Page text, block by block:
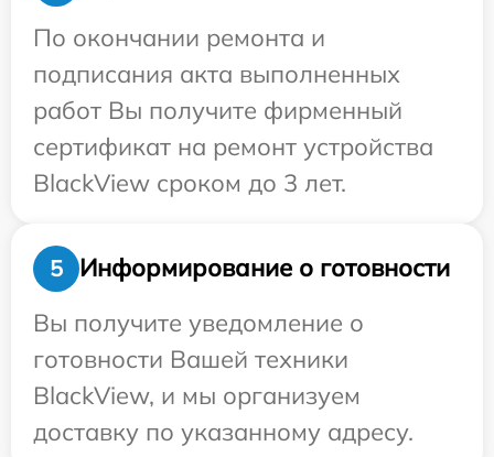
По окончании ремонта и
подписания акта выполненных
работ Вы получите фирменный
сертификат на ремонт устройства
BlackView сроком до 3 лет.
5
Информирование о готовности
Вы получите уведомление о
готовности Вашей техники
BlackView, и мы организуем
доставку по указанному адресу.